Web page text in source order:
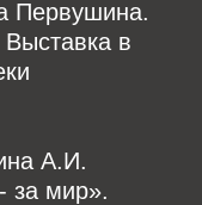
Первушина.
Выставка в
А.И.
за мир».